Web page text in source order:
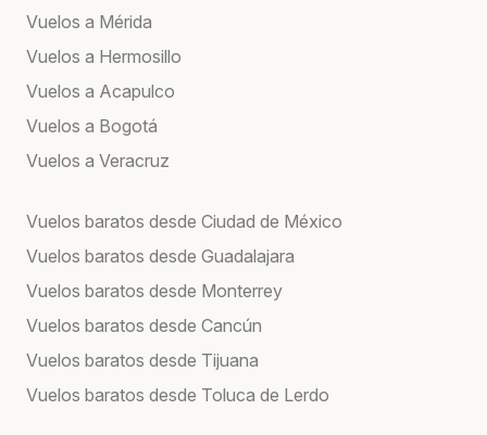
Vuelos a Mérida
Vuelos a Hermosillo
Vuelos a Acapulco
Vuelos a Bogotá
Vuelos a Veracruz
Vuelos baratos desde Ciudad de México
Vuelos baratos desde Guadalajara
Vuelos baratos desde Monterrey
Vuelos baratos desde Cancún
Vuelos baratos desde Tijuana
Vuelos baratos desde Toluca de Lerdo